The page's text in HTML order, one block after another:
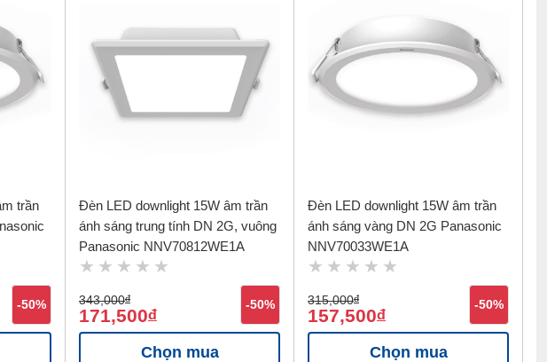
trần
-50%
Đèn LED downlight 15W âm trần
ánh sáng trung tính DN 2G, vuông
Panasonic NNV70812WE1A
343,000đ
171,500đ
-50%
Chọn mua
Đèn LED downlight 15W âm trần
ánh sáng vàng DN 2G Panasonic
NNV70033WE1A
315,000đ
157,500đ
-50%
Chọn mua